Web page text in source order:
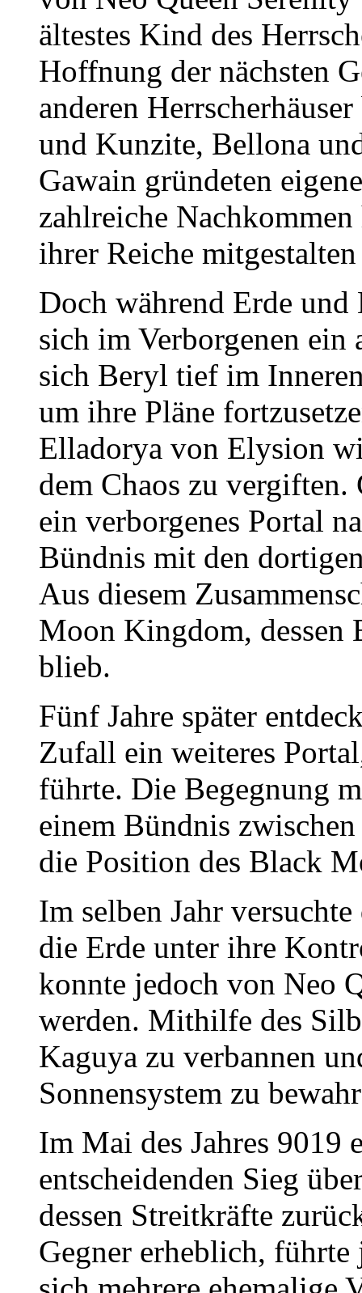
ältestes Kind des
Hoffnung der nächsten
anderen
und Kunzite, Bellona
Gawain gründeten
zahlreiche
ihrer Reiche
Doch während Erde
sich im Verborgenen ein
sich Beryl tief im
um ihre Pläne
Elladorya von Elysion
dem Chaos zu
ein verborgenes Portal
Bündnis mit den
Aus diesem
Moon Kingdom, dessen
blieb.
Fünf Jahre später
Zufall ein weiteres
führte. Die Begegnung
einem Bündnis
die Position des Black
Im selben Jahr
die Erde unter ihre
konnte jedoch von Neo
werden. Mithilfe des
Kaguya zu verbannen
Sonnensystem zu
Im Mai des Jahres 9019
entscheidenden Sieg
dessen Streitkräfte
Gegner erheblich,